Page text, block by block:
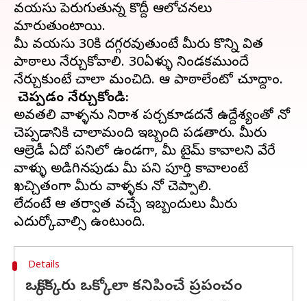
వయసు పెరుగుతున్న కొద్దీ ఆలోచనలు
మారుతుంటాయి.
మీ వయసు 30కి దగ్గరవుతుంటే మీరు కొన్ని జీవిత
పాఠాలు నేర్చుకోవాలి. 30ఏళ్ళు నిండకముందే
నో చెప్పడం నేర్చుకోండి:
అవతలి వాళ్ళను నిరాశ పర్చకూడదనే ఉద్దేశ్యంతో నో
చెప్పడానికి చాలామంది ఇబ్బంది పడతారు. మీరు
ఆల్రెడీ ఏదో పనిలో ఉండగా, మీ టైమ్ కావాలని వేరే
వాళ్ళు అడిగినపుడు మీ పని పూర్తి కావాలంటే
ఖచ్చితంగా మీరు వాళ్ళకు నో చెప్పాలి.
లేదంటే ఆ తర్వాత వచ్చే ఇబ్బందులు మీరు
Details
ఒక్కొక్కరు ఒక్కోలా కనిపించే ప్రపంచం